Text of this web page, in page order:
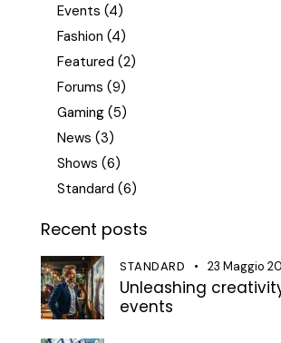
Events (4)
Fashion (4)
Featured (2)
Forums (9)
Gaming (5)
News (3)
Shows (6)
Standard (6)
Recent posts
STANDARD 23 Maggio
Unleashing
events